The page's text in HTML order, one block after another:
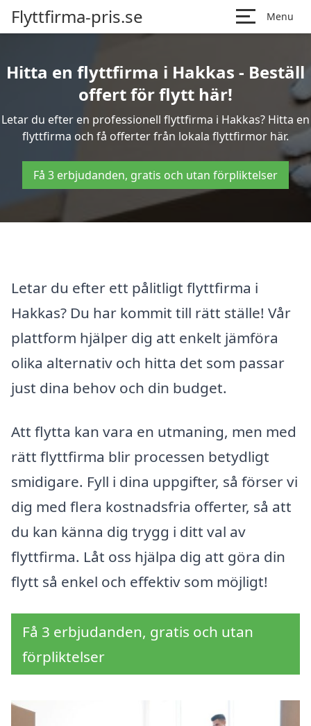
Flyttfirma-pris.se Menu
Hitta en flyttfirma i Hakkas - Beställ
offert för flytt här!
Letar du efter en professionell flyttfirma i Hakkas? Hitta en
flyttfirma och få offerter från lokala flyttfirmor här.
Få 3 erbjudanden, gratis och utan förpliktelser
Letar du efter ett pålitligt flyttfirma i
Hakkas? Du har kommit till rätt ställe! Vår
plattform hjälper dig att enkelt jämföra
olika alternativ och hitta det som passar
just dina behov och din budget.
Att flytta kan vara en utmaning, men med
rätt flyttfirma blir processen betydligt
smidigare. Fyll i dina uppgifter, så förser vi
dig med flera kostnadsfria offerter, så att
du kan känna dig trygg i ditt val av
flyttfirma. Låt oss hjälpa dig att göra din
flytt så enkel och effektiv som möjligt!
Få 3 erbjudanden, gratis och utan
förpliktelser